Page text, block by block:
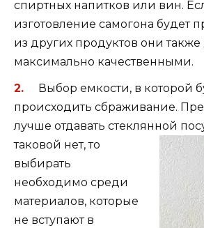
спиртных напитков или вин.
изготовление самогона будет
из других продуктов они
максимально качественными.
Выбор емкости, в которой
происходить сбраживание.
лучше отдавать стеклянной
таковой нет, то
выбирать
необходимо среди
материалов, которые
не вступают в